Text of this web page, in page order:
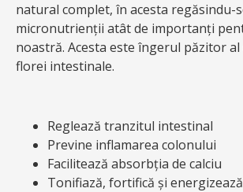
natural complet, în acesta regăsindu-
micronutrienţii atât de importanți
noastră. Acesta este îngerul păzitor
florei intestinale.
Reglează tranzitul intestinal
Previne inflamarea colonului
Facilitează absorbția de calciu
Tonifiază, fortifică și